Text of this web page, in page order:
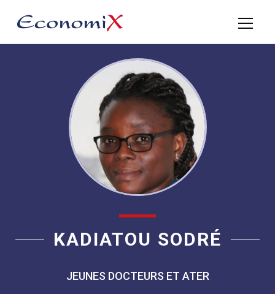
KADIATOU SODRÉ
JEUNES DOCTEURS ET ATER